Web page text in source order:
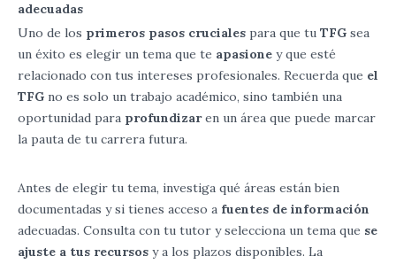
adecuadas
Uno de los primeros pasos cruciales para que tu TFG sea
un éxito es elegir un tema que te apasione y que esté
relacionado con tus intereses profesionales. Recuerda que el
TFG no es solo un trabajo académico, sino también una
oportunidad para profundizaren un área que puede marcar
la pauta de tu carrera futura.
Antes de elegir tu tema, investiga qué áreas están bien
documentadas y si tienes acceso a fuentes de información
adecuadas. Consulta con tu tutor y selecciona un tema que se
ajuste a tus recursos y a los plazos disponibles. La